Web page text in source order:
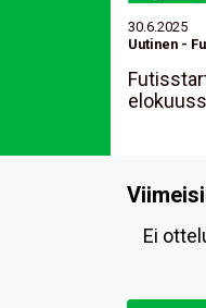
30.6.2025
Uutinen -
Ei